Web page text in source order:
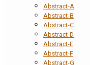
Abstract-A
Abstract-B
Abstract-C
Abstract-D
Abstract-E
Abstract-F
Abstract-G